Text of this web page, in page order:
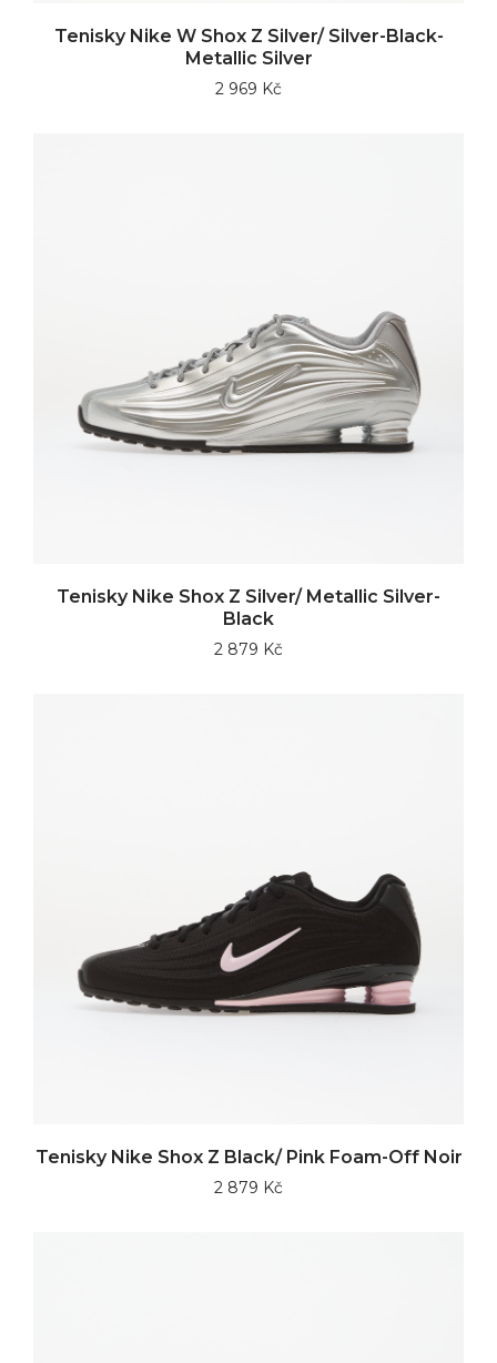
Tenisky Nike W Shox Z Silver/ Silver-Black-
Metallic Silver
2 969 Kč
Tenisky Nike Shox Z Silver/ Metallic Silver-
Black
2 879 Kč
Tenisky Nike Shox Z Black/ Pink Foam-Off Noir
2 879 Kč